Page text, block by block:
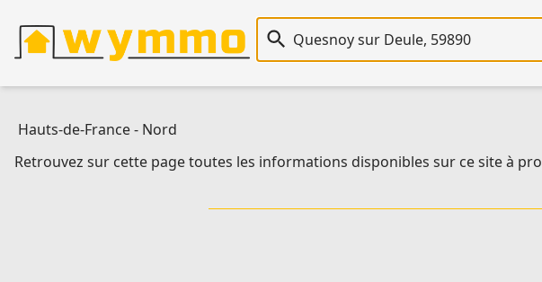
Recherche immobilière
Hauts-de-France- Nord
Retrouvez sur cette page toutes les informations disponibles sur ce site à